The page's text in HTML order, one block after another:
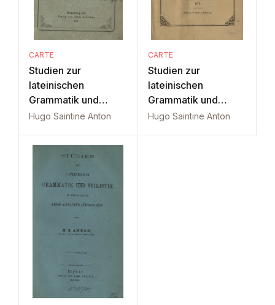
CARTE
Studien zur
lateinischen
Grammatik und
Stilistik: Part 1
Hugo Saintine Anton
CARTE
Studien zur
lateinischen
Grammatik und
Stilistik: Part 2
Hugo Saintine Anton